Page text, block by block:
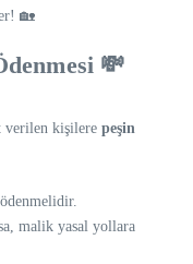
🏡
💸
verilen kişilere peşin
malik yasal yollara